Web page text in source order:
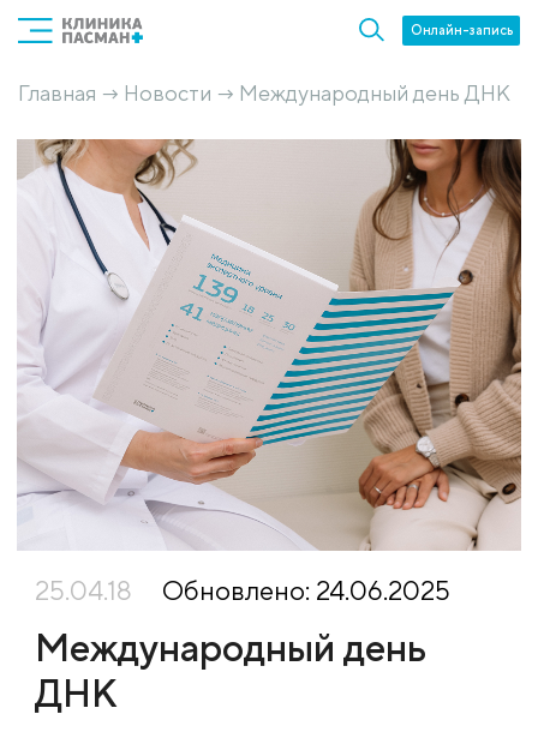
Онлайн-запись
Главная → Новости → Международный день ДНК
25.04.18 Обновлено: 24.06.2025
Международный день
ДНК